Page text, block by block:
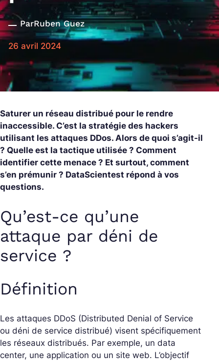
ParRuben Guez
26 avril 2024
Saturer un réseau distribué pour le rendre
inaccessible. C’est la stratégie des hackers
utilisant les attaques DDos. Alors de quoi s’agit-il
? Quelle est la tactique utilisée ? Comment
identifier cette menace ? Et surtout, comment
s’en prémunir ? DataScientest répond à vos
questions.
Qu’est-ce qu’une
attaque par déni de
service ?
Définition
Les attaques DDoS (Distributed Denial of Service
ou déni de service distribué) visent spécifiquement
les réseaux distribués. Par exemple, un data
center, une application ou un site web. L’objectif